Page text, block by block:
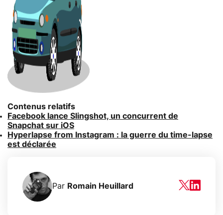
Contenus relatifs
Facebook lance Slingshot, un concurrent de
Snapchat sur iOS
Hyperlapse from Instagram : la guerre du time-lapse
est déclarée
Par Romain Heuillard